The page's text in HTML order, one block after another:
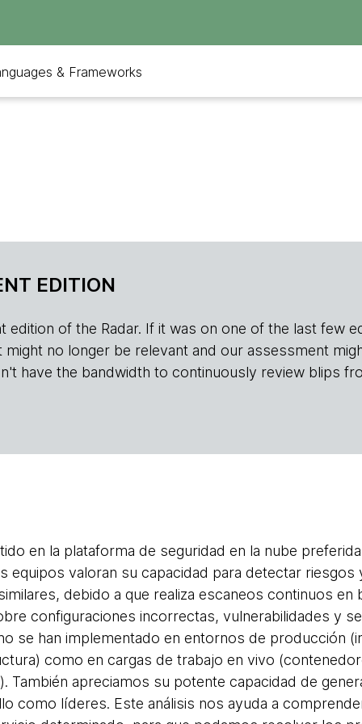
& Frameworks
EDITION
edition of the Radar. If it was on one of the last few
might no longer be relevant and our assessment
have the bandwidth to continuously review blips
en la plataforma de seguridad en la nube
equipos valoran su capacidad para detectar riesgos
debido a que realiza escaneos continuos en
configuraciones incorrectas, vulnerabilidades y
se han implementado en entornos de producción
como en cargas de trabajo en vivo
También apreciamos su potente capacidad de
como líderes. Este análisis nos ayuda a